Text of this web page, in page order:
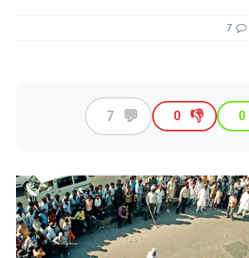
7
0
👎
0
💬
7